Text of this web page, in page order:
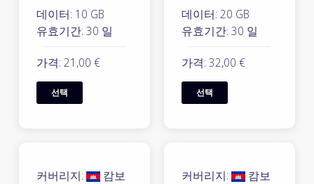
데이터: 10 GB
유효기간: 30 일
가격: 21,00 €
선택
데이터: 20 GB
유효기간: 30 일
가격: 32,00 €
선택
커버리지:
캄보
커버리지:
캄보